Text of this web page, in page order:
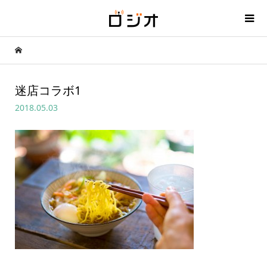
迷店コラボ1
2018.05.03